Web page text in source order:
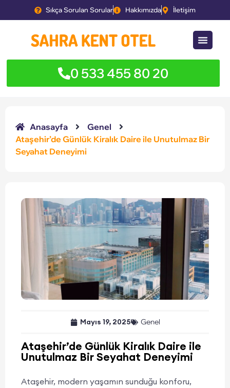
Sıkça Sorulan Sorular Hakkımızda İletişim
0 533 455 80 20
Anasayfa
Genel
Ataşehir’de Günlük Kiralık Daire ile Unutulmaz Bir
Seyahat Deneyimi
Mayıs 19, 2025 Genel
Ataşehir’de Günlük Kiralık Daire ile
Unutulmaz Bir Seyahat Deneyimi
Ataşehir, modern yaşamın sunduğu konforu,